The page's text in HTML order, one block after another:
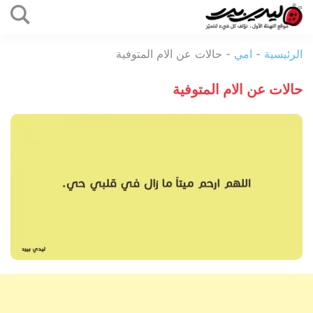
المحتوى
بيرد
الرئيسية - امي - حالات عن الام المتوفية
حالات عن الام المتوفية